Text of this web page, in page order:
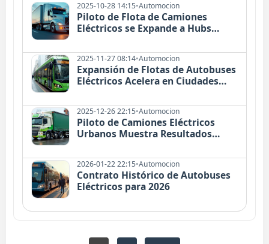
2025-10-28 14:15•Automocion
Piloto de Flota de Camiones
Eléctricos se Expande a Hubs
2025-11-27 08:14•Automocion
Expansión de Flotas de Autobuses
Eléctricos Acelera en Ciudades
2025-12-26 22:15•Automocion
Piloto de Camiones Eléctricos
Urbanos Muestra Resultados
2026-01-22 22:15•Automocion
Contrato Histórico de Autobuses
Eléctricos para 2026